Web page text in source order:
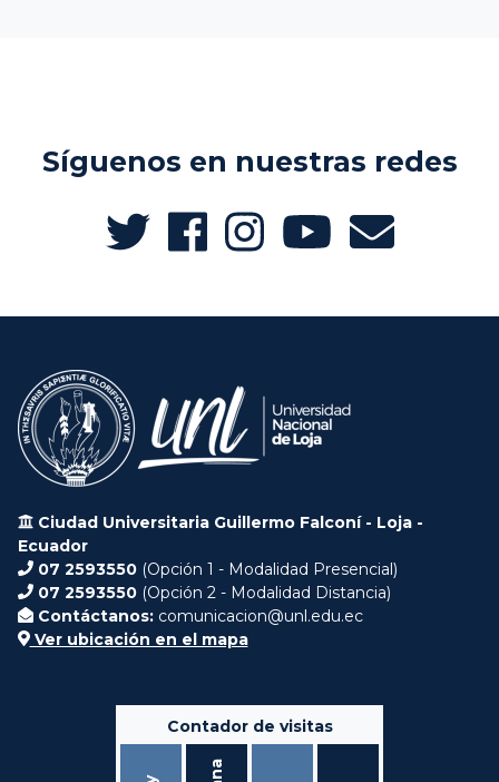
Síguenos en nuestras redes
Ciudad Universitaria Guillermo Falconí - Loja -
Ecuador
07 2593550 (Opción 1 - Modalidad Presencial)
07 2593550 (Opción 2 - Modalidad Distancia)
Contáctanos: comunicacion@unl.edu.ec
Ver ubicación en el mapa
Contador de visitas